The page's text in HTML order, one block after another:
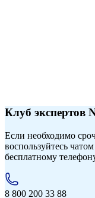
Клуб экспертов
Если необходимо
воспользуйтесь
бесплатному
8 800 200 33 88